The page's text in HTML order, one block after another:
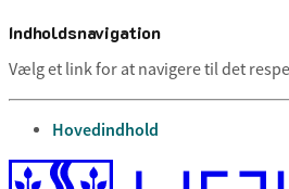
Indholdsnavigation
Vælg et link for at navigere til det
gå til
Hovedindhold